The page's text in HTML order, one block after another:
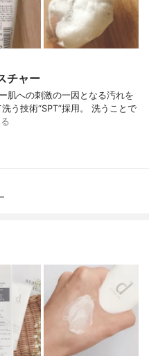
チャー
肌への刺激の一因となる汚れを
う技術“SPT”採用。 洗うことで